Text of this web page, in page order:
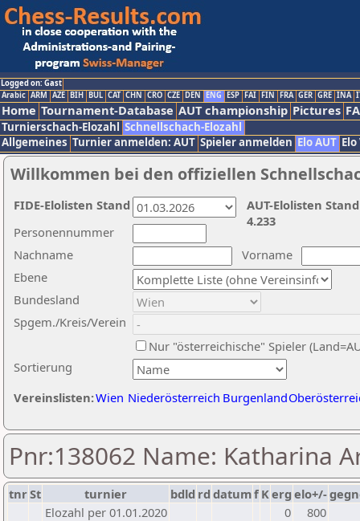
Logged on: Gast
Arabic ARM AZE BIH BUL CAT CHN CRO CZE DEN ENG ESP FAI FIN FRA GER GRE INA
Home Tournament-Database AUT championship Pictures
Turnierschach-Elozahl Schnellschach-Elozahl
Allgemeines Turnier anmelden: AUT Spieler anmelden Elo AUT
Willkommen bei den offiziellen
Nachname
Vorname
Ebene
Sortierung
Personennummer
Bundesland
Spgem./Kreis/Verein
Nur "österreichische" Spieler
Vereinslisten:Wien Niederösterreich Burgenland
AUT-Elolisten
4.233
FIDE-Elolisten Stand
Pnr:138062 Name: Katharina
tnrSt turnier bdld rd datumf Kerg elo+/-
Elozahl per 01.01.2020
0
800